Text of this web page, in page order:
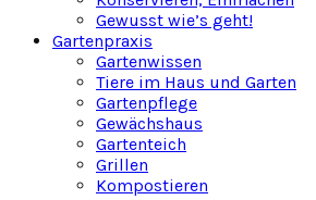
Gewusst wie’s geht!
Gartenpraxis
Gartenwissen
Tiere im Haus und Garten
Gartenpflege
Gewächshaus
Gartenteich
Grillen
Kompostieren